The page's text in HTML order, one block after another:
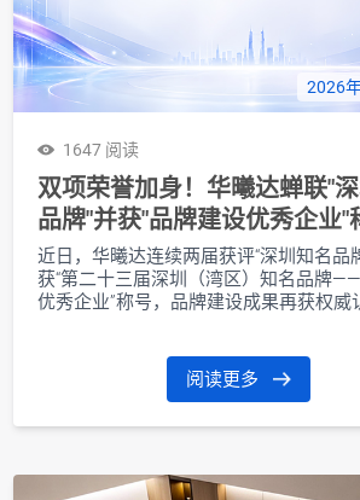
2026
1647 阅读
双项荣誉加身！华曦达蝉联"
品牌"并获"品牌建设优秀企业"
近日，华曦达连续两届获评“深圳知名品
获“第二十三届深圳（湾区）知名品牌
优秀企业”称号，品牌建设成果再获权威
阅读更多